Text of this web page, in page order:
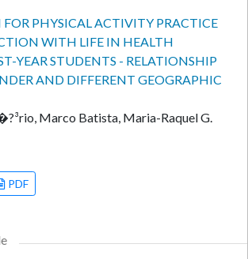
PHYSICAL ACTIVITY PRACTICE
WITH LIFE IN HEALTH
YEAR STUDENTS - RELATIONSHIP
AND DIFFERENT GEOGRAPHIC
Marco Batista, Maria-Raquel G.
PDF